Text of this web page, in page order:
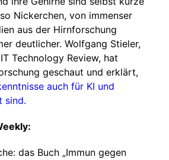
Nickerchen, von immenser
aus der Hirnforschung
deutlicher. Wolfgang Stieler,
Technology Review, hat
geschaut und erklärt,
auch für KI und
sind.
das Buch „Immun gegen